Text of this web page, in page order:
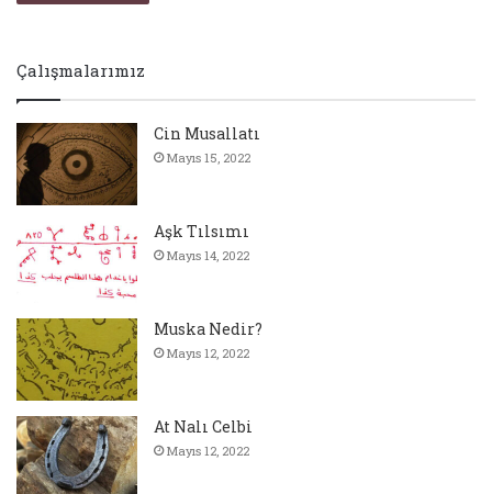
Çalışmalarımız
Cin Musallatı
Mayıs 15, 2022
Aşk Tılsımı
Mayıs 14, 2022
Muska Nedir?
Mayıs 12, 2022
At Nalı Celbi
Mayıs 12, 2022